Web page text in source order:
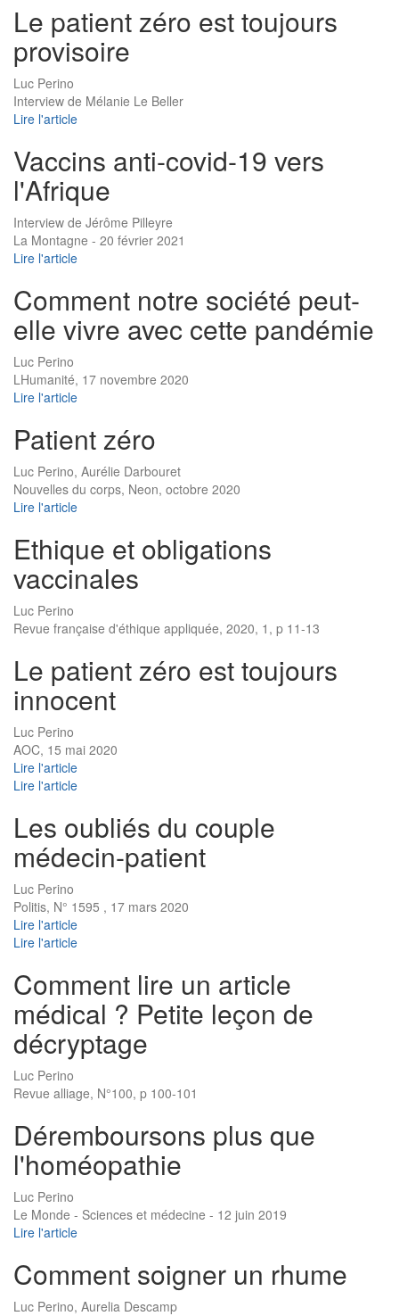
Le patient zéro est toujours
provisoire
Luc Perino
Interview de Mélanie Le Beller
Lire l'article
Vaccins anti-covid-19 vers
l'Afrique
Interview de Jérôme Pilleyre
La Montagne - 20 février 2021
Lire l'article
Comment notre société peut-
elle vivre avec cette pandémie
Luc Perino
LHumanité, 17 novembre 2020
Lire l'article
Patient zéro
Luc Perino, Aurélie Darbouret
Nouvelles du corps, Neon, octobre 2020
Lire l'article
Ethique et obligations
vaccinales
Luc Perino
Revue française d'éthique appliquée, 2020, 1, p 11-13
Le patient zéro est toujours
innocent
Luc Perino
AOC, 15 mai 2020
Lire l'article
Lire l'article
Les oubliés du couple
médecin-patient
Luc Perino
Politis, N° 1595 , 17 mars 2020
Lire l'article
Lire l'article
Comment lire un article
médical ? Petite leçon de
décryptage
Luc Perino
Revue alliage, N°100, p 100-101
Déremboursons plus que
l'homéopathie
Luc Perino
Le Monde - Sciences et médecine - 12 juin 2019
Lire l'article
Comment soigner un rhume
Luc Perino, Aurelia Descamp